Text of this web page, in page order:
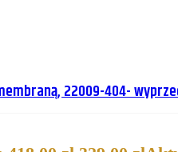
22009-404-